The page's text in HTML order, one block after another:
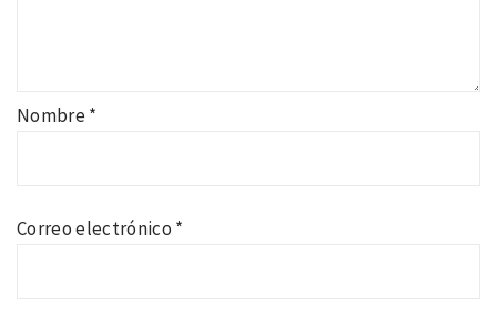
Nombre*
Correo electrónico *